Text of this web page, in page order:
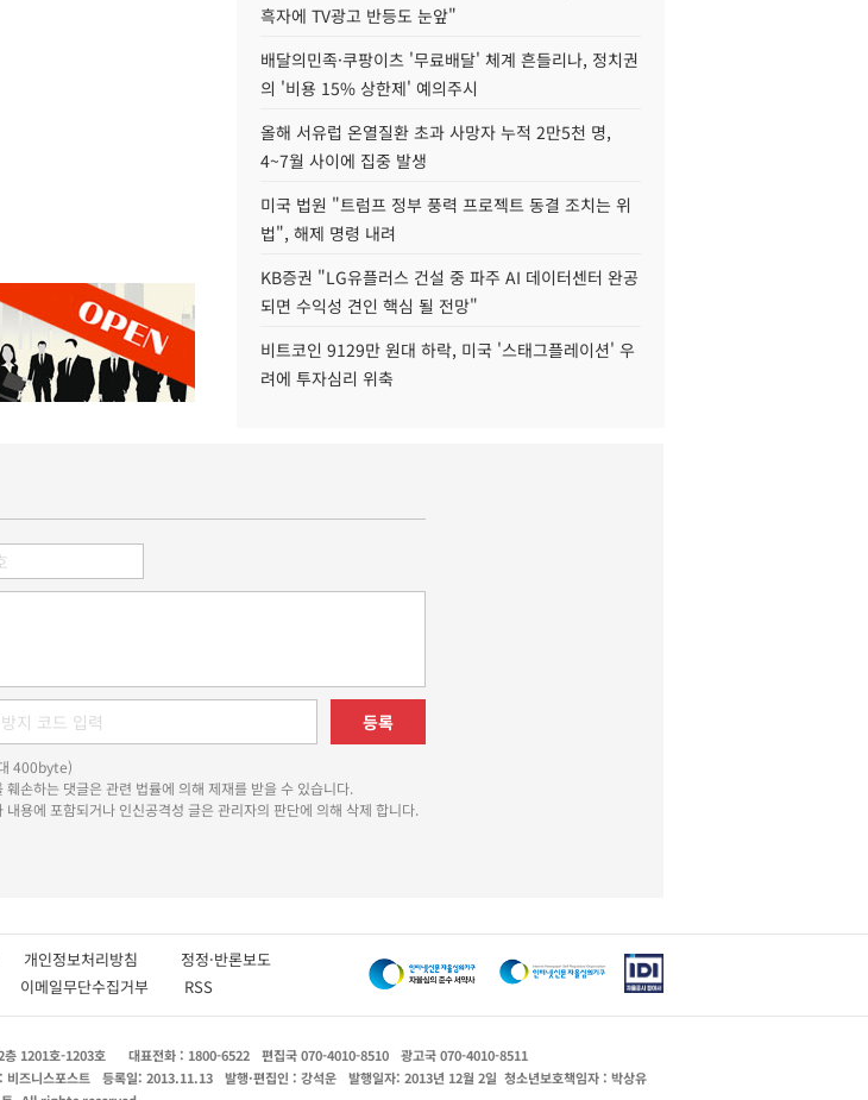
흑자에 TV광고 반등도 눈앞"
배달의민족·쿠팡이츠 '무료배달' 체계 흔들리나, 정치권
의 '비용 15% 상한제' 예의주시
올해 서유럽 온열질환 초과 사망자 누적 2만5천 명,
4~7월 사이에 집중 발생
미국 법원 "트럼프 정부 풍력 프로젝트 동결 조치는 위
법", 해제 명령 내려
KB증권 "LG유플러스 건설 중 파주 AI 데이터센터 완공
되면 수익성 견인 핵심 될 전망"
비트코인 9129만 원대 하락, 미국 '스태그플레이션' 우
려에 투자심리 위축
등록
400byte)
손하는 댓글은 관련 법률에 의해 제재를 받을 수 있습니다.
용에 포함되거나 인신공격성 글은 관리자의 판단에 의해 삭제 합니다.
개인정보처리방침 정정·반론보도
이메일무단수집거부 RSS
층 1201호-1203호 대표전화 : 1800-6522 편집국 070-4010-8510
광고국 070-4010-8511
비즈니스포스트 등록일: 2013.11.13 발행·편집인 : 강석운 발행일자: 2013년 12월 2일 청소년보호책임자 : 박상유